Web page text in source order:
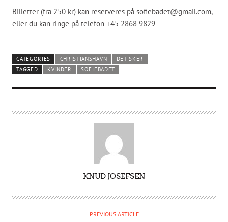
Billetter (fra 250 kr) kan reserveres på sofiebadet@gmail.com,
eller du kan ringe på telefon +45 2868 9829
CATEGORIES CHRISTIANSHAVN
DET SKER
TAGGED
KVINDER SOFIEBADET
T
KNUD JOSEFSEN
PREVIOUS ARTICLE